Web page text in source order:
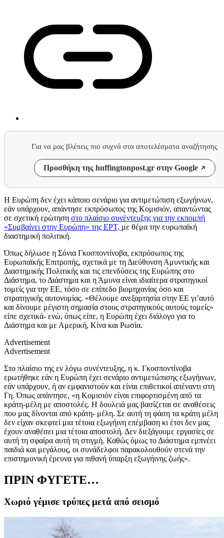
Για να μας βλέπεις πιο συχνά στα αποτελέσματα αναζήτησης
Προσθήκη της huffingtonpost.gr στην Google
H Ευρώπη δεν έχει κάποιο σενάριο για αντιμετώπιση εξωγήινων,
εάν υπάρχουν, απάντησε εκπρόσωπος της Κομισιόν, απαντώντας
σε σχετική ερώτηση στο πλαίσιο συνέντευξης για την εκπομπή
«Συμβαίνει στην Ευρώπη» της ΕΡΤ, με θέμα την ευρωπαϊκή
διαστημική πολιτική.
Όπως δήλωσε η Σόνια Γκοσποντίνοβα, εκπρόσωπος της
Ευρωπαϊκής Επιτροπής, σχετικά με τη Διεύθυνση Αμυντικής και
Διαστημικής Πολιτικής και τις επενδύσεις της Ευρώπης στο
Διάστημα, το Διάστημα και η Άμυνα είναι ιδιαίτερα στρατηγικοί
τομείς για την ΕΕ, τόσο σε επίπεδο βιομηχανίας όσο και
στρατηγικής αυτονομίας. «Θέλουμε ανεξαρτησία στην ΕΕ γι’αυτό
και δίνουμε μέγιστη σημασία στους στρατηγικούς αυτούς τομείς»
είπε σχετικά- ενώ, όπως είπε, η Ευρώπη έχει διάλογο για το
Διάστημα και με Αμερική, Κίνα και Ρωσία.
Advertisement
Advertisement
Στο πλαίσιο της εν λόγω συνέντευξης, η κ. Γκοσποντίνοβα
ερωτήθηκε εάν η Ευρώπη έχει σενάριο αντιμετώπισης εξωγήινων,
εάν υπάρχουν, ή αν εμφανιστούν και είναι επιθετικοί απέναντι στη
Γη. Όπως απάντησε, «η Κομισιόν είναι επιφορτισμένη από τα
κράτη-μέλη με αποστολές. Η δουλειά μας βασίζεται σε αναθέσεις
που μας δίνονται από κράτη- μέλη. Σε αυτή τη φάση τα κράτη μέλη
δεν είχαν σκεφτεί μια τέτοια εξωγήινη επέμβαση κι έτσι δεν μας
έχουν αναθέσει μια τέτοια αποστολή. Δεν διεξάγουμε εργασίες σε
αυτή τη σφαίρα αυτή τη στιγμή. Καθώς όμως το Διάστημα εμπνέει
παιδιά και μεγάλους, οι συνάδελφοι παρακολουθούν στενά την
επιστημονική έρευνα για πιθανή ύπαρξη εξωγήινης ζωής».
ΠΡΙΝ ΦΥΓΕΤΕ…
Χωριό γέμισε τρύπες μετά από σεισμό